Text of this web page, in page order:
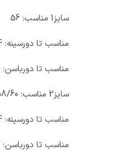
سایز1 مناسب: 56
مناسب تا دورسینه: 134 سانت
مناسب تا دورباسن: 140 سانت
سایز2 مناسب: 58/60
مناسب تا دورسینه: 144 سانت
مناسب تا دورباسن: 152 سانت